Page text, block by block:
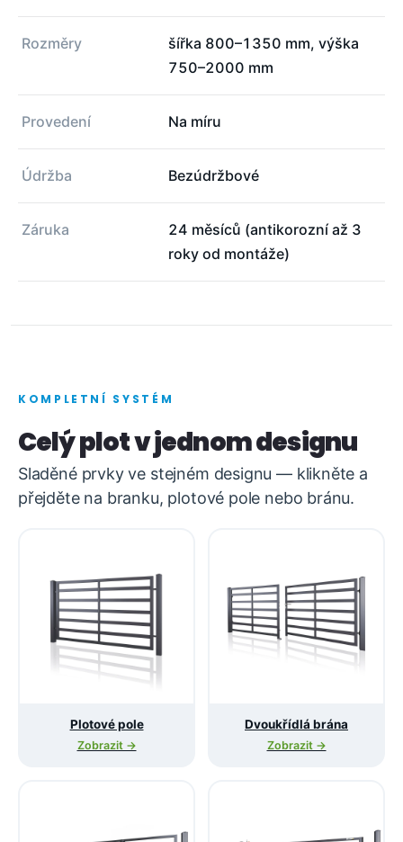
Rozměry
šířka 800–1350 mm, výška
750–2000 mm
Provedení Na míru
Údržba Bezúdržbové
Záruka
24 měsíců (antikorozní až 3
roky od montáže)
KOMPLETNÍ SYSTÉM
Celý plot v jednom designu
Sladěné prvky ve stejném designu — klikněte a
přejděte na branku, plotové pole nebo bránu.
Plotové pole
Zobrazit →
Dvoukřídlá brána
Zobrazit →